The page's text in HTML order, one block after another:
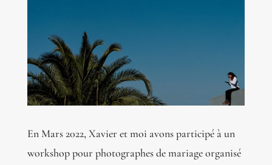
En Mars 2022, Xavier et moi avons participé à un
workshop pour photographes de mariage organisé